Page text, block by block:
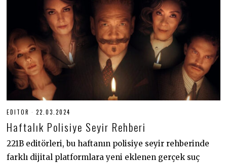
EDITOR 22.03.2024
.
0
3
2
Haftalık Polisiye Seyir Rehberi
221B editörleri, bu haftanın polisiye seyir rehberinde
farklı dijital platformlara yeni eklenen gerçek suç